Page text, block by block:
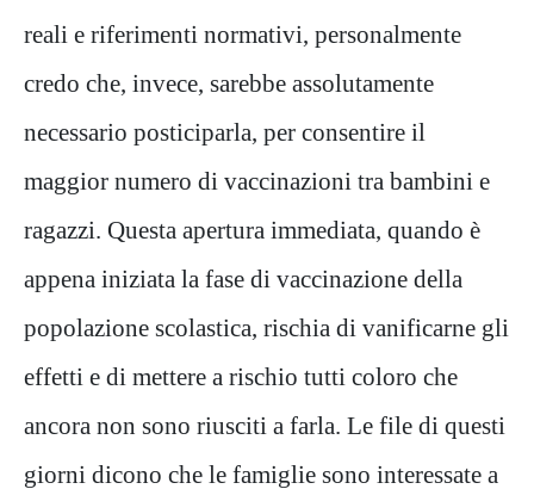
reali e riferimenti normativi, personalmente
credo che, invece, sarebbe assolutamente
necessario posticiparla, per consentire il
maggior numero di vaccinazioni tra bambini e
ragazzi. Questa apertura immediata, quando è
appena iniziata la fase di vaccinazione della
popolazione scolastica, rischia di vanificarne gli
effetti e di mettere a rischio tutti coloro che
ancora non sono riusciti a farla. Le file di questi
giorni dicono che le famiglie sono interessate a